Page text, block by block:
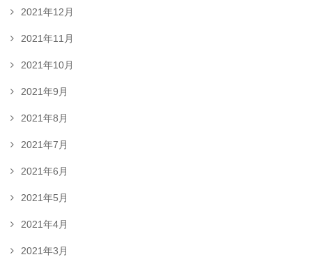
2021年12月
2021年11月
2021年10月
2021年9月
2021年8月
2021年7月
2021年6月
2021年5月
2021年4月
2021年3月